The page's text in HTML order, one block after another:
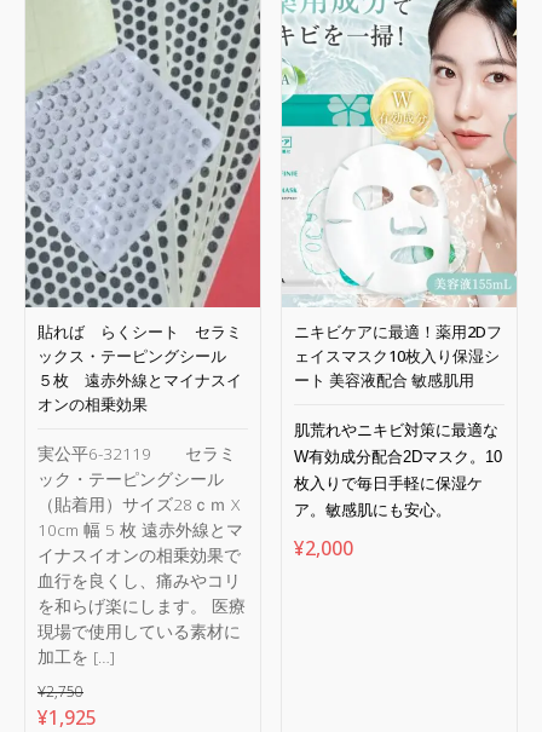
は
¥2,000
で
し
た。
格
は
¥500
で
す。
貼れば らくシート セラミ
ックス・テーピングシール
５枚 遠赤外線とマイナスイ
オンの相乗効果
実公平6-32119 セラミ
ック・テーピングシール
（貼着用）サイズ28ｃｍ X
10cm 幅 5 枚 遠赤外線とマ
イナスイオンの相乗効果で
血行を良くし、痛みやコリ
を和らげ楽にします。 医療
現場で使用している素材に
加工を […]
¥2,750
元
¥1,925
ニキビケアに最適！薬用2Dフ
ェイスマスク10枚入り保湿シ
ート 美容液配合 敏感肌用
肌荒れやニキビ対策に最適な
W有効成分配合2Dマスク。 10
枚入りで毎日手軽に保湿ケ
ア。敏感肌にも安心。
¥2,000